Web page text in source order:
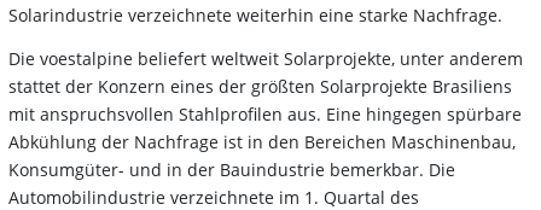
Solarindustrie verzeichnete weiterhin eine starke Nachfrage.
Die voestalpine beliefert weltweit Solarprojekte, unter anderem
stattet der Konzern eines der größten Solarprojekte Brasiliens
mit anspruchsvollen Stahlprofilen aus. Eine hingegen spürbare
Abkühlung der Nachfrage ist in den Bereichen Maschinenbau,
Konsumgüter- und in der Bauindustrie bemerkbar. Die
Automobilindustrie verzeichnete im 1. Quartal des